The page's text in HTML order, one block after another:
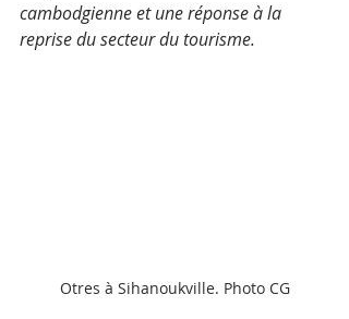
cambodgienne et une réponse à la
reprise du secteur du tourisme.
Otres à Sihanoukville. Photo CG